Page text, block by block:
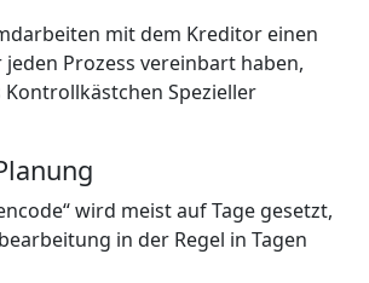
mit dem Kreditor einen
Prozess vereinbart haben,
Kontrollkästchen Spezieller
wird meist auf Tage gesetzt,
in der Regel in Tagen